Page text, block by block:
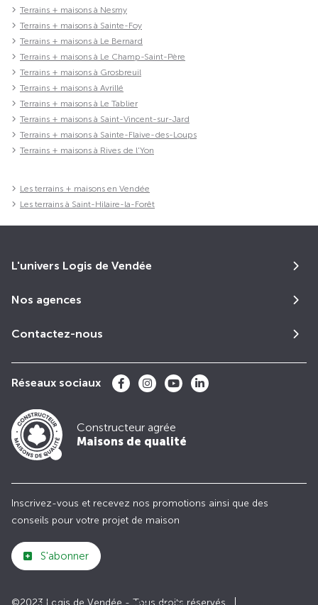
Terrains + maisons à Nesmy
Terrains + maisons à Sainte-Foy
Terrains + maisons à Le Bernard
Terrains + maisons à Le Champ-Saint-Père
Terrains + maisons à Grosbreuil
Terrains + maisons à Avrillé
Terrains + maisons à Le Tablier
Terrains + maisons à Saint-Vincent-sur-Jard
Terrains + maisons à Sainte-Flaive-des-Loups
Terrains + maisons à Rives de l'Yon
Les terrains + maisons en Vendée
Les terrains à Saint-Hilaire-la-Forêt
L'univers Logis de Vendée
Nos agences
Contactez-nous
Réseaux sociaux
Constructeur agrée
Maisons de qualité
Inscrivez-vous et recevez nos promotions ainsi que des
conseils pour votre projet de maison
S'abonner
©2023 Logis de Vendée - Tous droits réservés